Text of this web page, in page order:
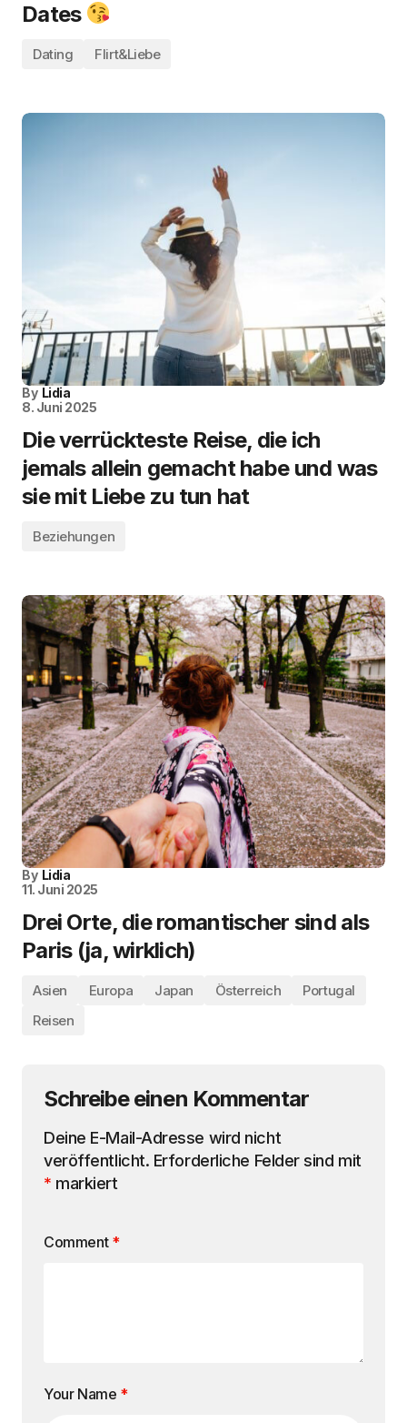
Dates
Dating Flirt&Liebe
By Lidia
8. Juni 2025
Die verrückteste Reise, die ich
jemals allein gemacht habe und was
sie mit Liebe zu tun hat
Beziehungen
By Lidia
11. Juni 2025
Drei Orte, die romantischer sind als
Paris (ja, wirklich)
Asien Europa Japan Österreich
Portugal
Reisen
Schreibe einen Kommentar
Deine E-Mail-Adresse wird nicht
veröffentlicht. Erforderliche Felder sind mit
* markiert
Comment *
Your Name *